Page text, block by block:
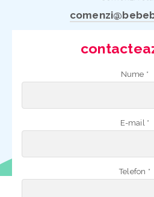
Nume *
E-mail *
Telefon *